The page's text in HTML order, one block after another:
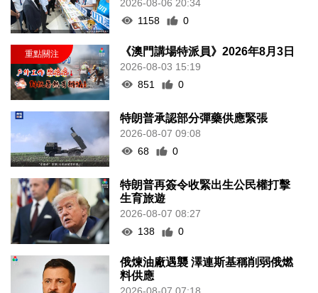
2026-08-06 20:34
1158
0
《澳門講場特派員》2026年8月3日
2026-08-03 15:19
851
0
特朗普承認部分彈藥供應緊張
2026-08-07 09:08
68
0
特朗普再簽令收緊出生公民權打擊
生育旅遊
2026-08-07 08:27
138
0
俄煉油廠遇襲 澤連斯基稱削弱俄燃
料供應